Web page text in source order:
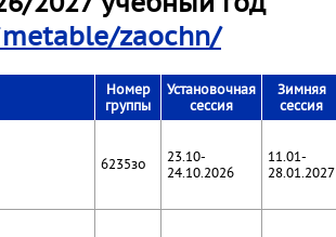
zaochn/
Номер
группы
Установочная
сессия
Зимняя
сессия
6235зо
23.10-
24.10.2026
11.01-
28.01.2027